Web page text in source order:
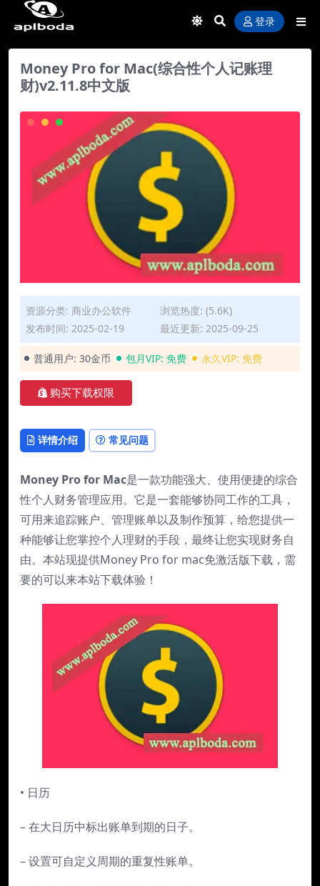
登录
Money Pro for Mac(综合性个人记账理
财)v2.11.8中文版
资源分类: 商业办公软件
浏览热度: (5.6K)
发布时间: 2025-02-19
最近更新: 2025-09-25
普通用户: 30金币 包月VIP: 免费 永久VIP: 免费
购买下载权限
详情介绍 常见问题
Money Pro for Mac是一款功能强大、使用便捷的综合
性个人财务管理应用。它是一套能够协同工作的工具，
可用来追踪账户、管理账单以及制作预算，给您提供一
种能够让您掌控个人理财的手段，最终让您实现财务自
由。本站现提供Money Pro for mac免激活版下载，需
要的可以来本站下载体验！
• 日历
– 在大日历中标出账单到期的日子。
– 设置可自定义周期的重复性账单。